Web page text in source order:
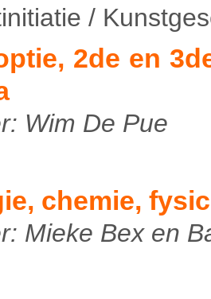
/
2de en
Wim De Pue
chemie,
Mieke Bex en